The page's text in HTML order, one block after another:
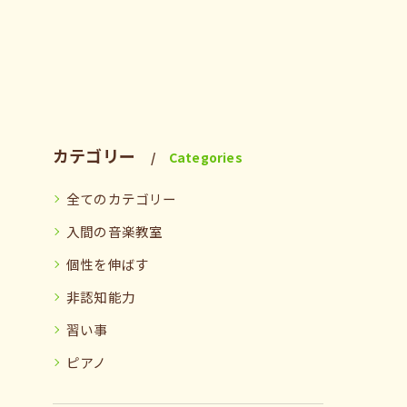
カテゴリー Categories
全てのカテゴリー
入間の音楽教室
個性を伸ばす
非認知能力
習い事
ピアノ